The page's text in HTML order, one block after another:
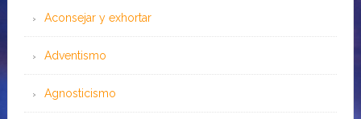
Aconsejar y exhortar
Adventismo
Agnosticismo